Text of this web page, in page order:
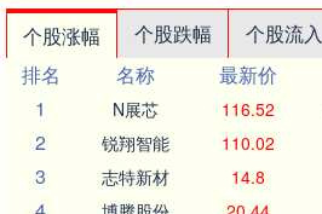
个股涨幅 个股跌幅 个股流入
排名
名称 最新价
1
N展芯 116.52
2 锐翔智能 110.02
3 志特新材 14.8